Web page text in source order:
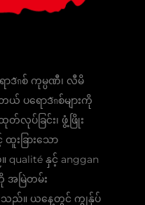
ဒักစ် ကုမ္ပဏီ၊ လီမိ
ပရောဒักစ်များကို
လုပ်ခြင်း၊ ဖွံ့ဖြိုး
းခြားသော
qualité နှင့် anggan
အမြဲတမ်း
ါသည်။ ယနေ့တွင် ကျွန်ုပ်